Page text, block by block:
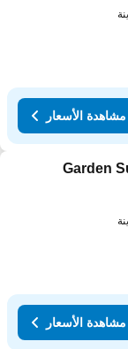
مشاهدة الأسعار
Garden
مشاهدة الأسعار